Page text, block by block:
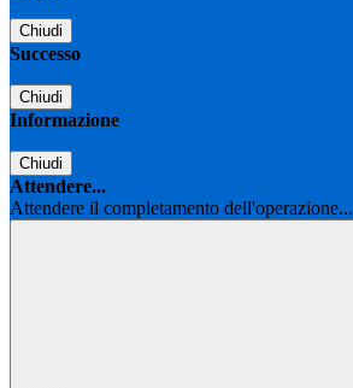
Chiudi
Successo
Chiudi
Informazione
Chiudi
Attendere...
Attendere il completamento dell'operazione...